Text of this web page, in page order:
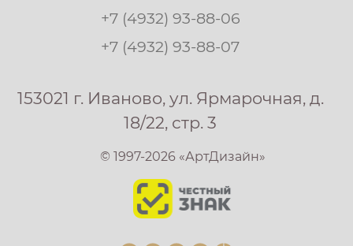
+7 (4932) 93-88-06
+7 (4932) 93-88-07
153021 г. Иваново, ул. Ярмарочная, д.
18/22, стр. 3
© 1997-2026 «АртДизайн»